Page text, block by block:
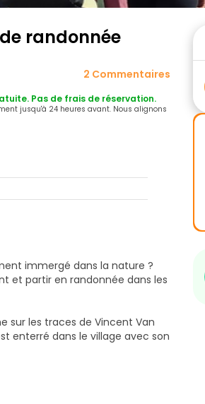
randonnée
2 Commentaires
Pas de frais de réservation.
jusqu'à 24 heures avant. Nous alignons
immergé dans la nature ?
et partir en randonnée dans les
sur les traces de Vincent Van
enterré dans le village avec son
du Vexin français, le long de